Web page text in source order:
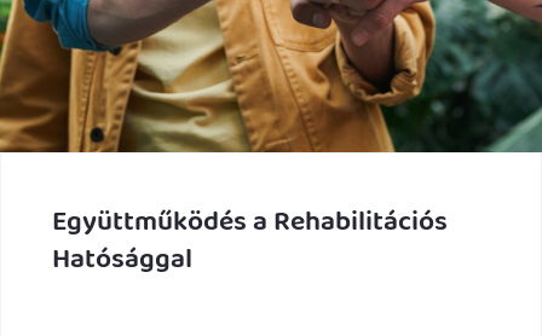
Együttműködés a Rehabilitációs
Hatósággal